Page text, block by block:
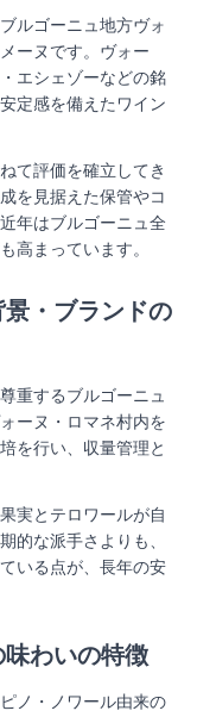
ルゴーニュ地方ヴォ
ーヌです。ヴォー
エシェゾーなどの銘
定感を備えたワイン
て評価を確立してき
を見据えた保管やコ
年はブルゴーニュ全
高まっています。
・ブランドの
重するブルゴーニュ
ーヌ・ロマネ村内を
を行い、収量管理と
実とテロワールが自
的な派手さよりも、
いる点が、長年の安
わいの特徴
ノ・ノワール由来の